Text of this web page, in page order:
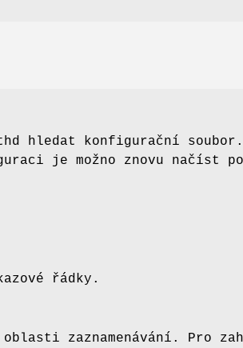
hledat konfigurační
je možno znovu načíst
řádky.
zaznamenávání. Pro